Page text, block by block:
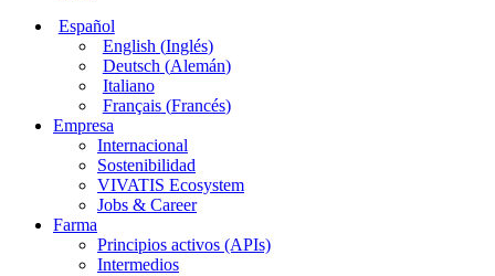
Español
English(Inglés)
Deutsch(Alemán)
Italiano
Français(Francés)
Empresa
Internacional
Sostenibilidad
VIVATIS Ecosystem
Jobs & Career
Farma
Principios activos (APIs)
Intermedios